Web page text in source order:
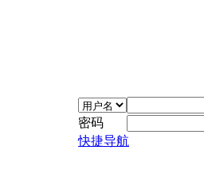
密码
快捷导航